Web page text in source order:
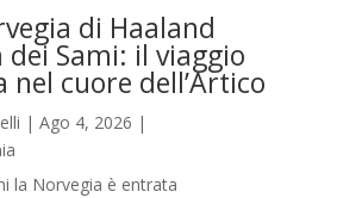
di Haaland
Sami: il viaggio
nel cuore dell’Artico
| Ago 4, 2026 |
la Norvegia è entrata